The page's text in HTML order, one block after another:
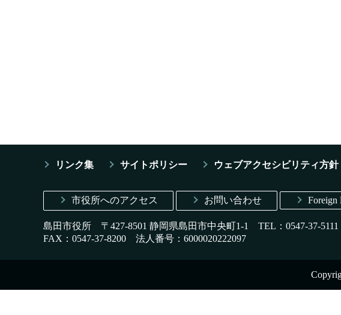
リンク集 サイトポリシー ウェブアクセシビリティ方針
市役所へのアクセス お問い合わせ Foreign
島田市役所 〒427-8501 静岡県島田市中央町1-1 TEL：0547-37-5111
FAX：0547-37-8200 法人番号：6000020222097